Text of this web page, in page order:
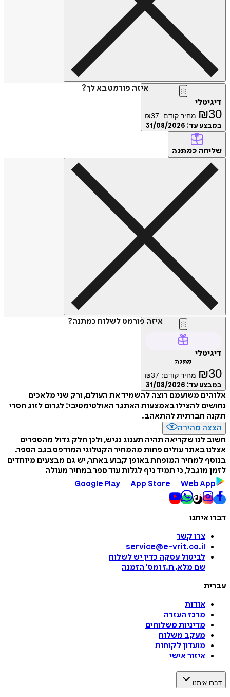
איזה פורמט בא לך?
דיגיטלי
₪30 מחיר קודם: ₪37
במבצע עד: 31/08/2026
שליחה כמתנה
איזה פורמט לשלוח כמתנה?
דיגיטלי
מתנה
₪30 מחיר קודם: ₪37
במבצע עד: 31/08/2026
אלוהים משועמם רוצה להשמיד את העולם, ורק שני מלאכים
נחושים להצילו באמצעות האתגר האולטימטיבי: לגרום לזוג חסרי
תקנה חברתית להתאהב.
הצצה מהירה
חשוב לנו שקריאה תהיה תענוג נגיש, ולכן חלק גדול מהספרים
אצלנו באתר עולים פחות מהמחיר הקטלוגי המודפס בגב הספר.
בנוסף למחיר המופחת באופן קבוע באתר, יש גם מבצעים מיוחדים
לזמן מוגבל, כי תמיד כיף לגלות עוד ספר במחיר מעולה
Google Play
App Store Web App
דברו איתנו
צרו קשר
service@e-vrit.co.il
לביטול עסקה כדין יש לשלוח
שם מלא, ת.ז ומס' הזמנה
עברית
אודות
מרכז העזרה
מדיניות משלוחים
מעקב משלוח
מועדון לקוחות
איזור אישי
דברו איתנו